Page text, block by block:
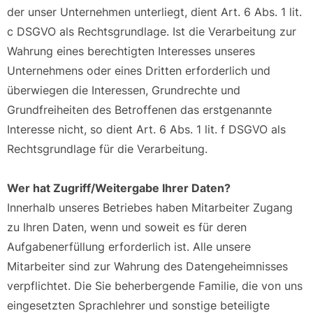
der unser Unternehmen unterliegt, dient Art. 6 Abs. 1 lit.
c DSGVO als Rechtsgrundlage. Ist die Verarbeitung zur
Wahrung eines berechtigten Interesses unseres
Unternehmens oder eines Dritten erforderlich und
überwiegen die Interessen, Grundrechte und
Grundfreiheiten des Betroffenen das erstgenannte
Interesse nicht, so dient Art. 6 Abs. 1 lit. f DSGVO als
Rechtsgrundlage für die Verarbeitung.
Wer hat Zugriff/Weitergabe Ihrer Daten?
Innerhalb unseres Betriebes haben Mitarbeiter Zugang
zu Ihren Daten, wenn und soweit es für deren
Aufgabenerfüllung erforderlich ist. Alle unsere
Mitarbeiter sind zur Wahrung des Datengeheimnisses
verpflichtet. Die Sie beherbergende Familie, die von uns
eingesetzten Sprachlehrer und sonstige beteiligte